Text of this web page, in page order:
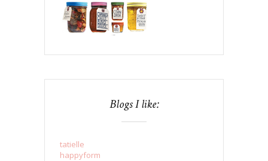
Blogs I like:
tatielle
happyform